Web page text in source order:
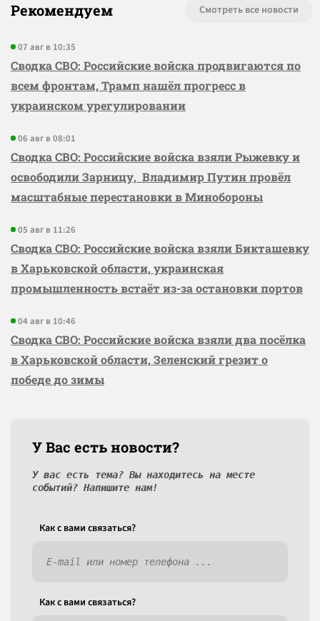
Рекомендуем Смотреть все новости
07 авг в 10:35
Сводка СВО: Российские войска продвигаются по
всем фронтам, Трамп нашёл прогресс в
украинском урегулировании
06 авг в 08:01
Сводка СВО: Российские войска взяли Рыжевку и
освободили Зарницу, Владимир Путин провёл
масштабные перестановки в Минобороны
05 авг в 11:26
Сводка СВО: Российские войска взяли Бикташевку
в Харьковской области, украинская
промышленность встаёт из-за остановки портов
04 авг в 10:46
Сводка СВО: Российские войска взяли два посёлка
в Харьковской области, Зеленский грезит о
победе до зимы
У Вас есть новости?
У вас есть тема? Вы находитесь на месте
событий? Напишите нам!
Как c вами связаться?
Как c вами связаться?